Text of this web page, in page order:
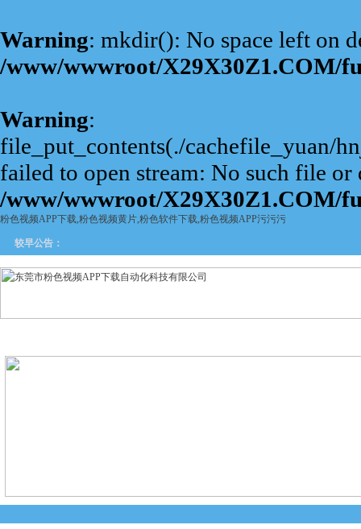
Warning: mkdir(): No space left on
/www/wwwroot/X29X30Z1.COM/
Warning:
file_put_contents(./cachefile_yuan/
failed to open stream: No such file
/www/wwwroot/X29X30Z1.COM/
粉色视频APP下载,粉色视频黄片,粉色软件下载,粉色视频APP污污污
较早公告：
下载